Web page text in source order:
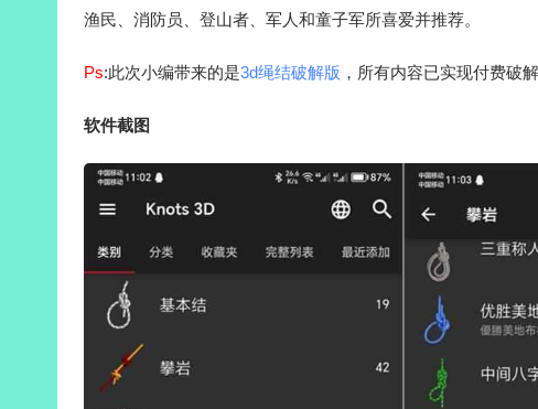
渔民、消防员、登山者、军人和童子军所喜爱并推荐。
Ps:此次小编带来的是3d绳结破解版 ，所有内容已实现付费破
软件截图